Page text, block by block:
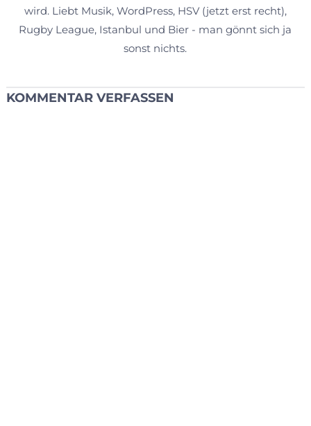
wird. Liebt Musik, WordPress, HSV (jetzt erst recht),
Rugby League, Istanbul und Bier - man gönnt sich ja
sonst nichts.
KOMMENTAR VERFASSEN